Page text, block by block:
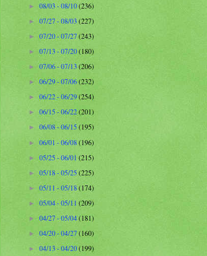
►08/03 - 08/10(236)
►07/27 - 08/03(227)
►07/20 - 07/27(243)
► 07/13 - 07/20(180)
►07/06 - 07/13(206)
►06/29 - 07/06(232)
►06/22 - 06/29(254)
►06/15 - 06/22(201)
►06/08 - 06/15(195)
►06/01 - 06/08(196)
►05/25 - 06/01(215)
►05/18 - 05/25(225)
►05/11 - 05/18(174)
► 05/04 - 05/11(209)
►04/27 - 05/04(181)
►04/20 - 04/27(160)
►04/13 - 04/20(199)